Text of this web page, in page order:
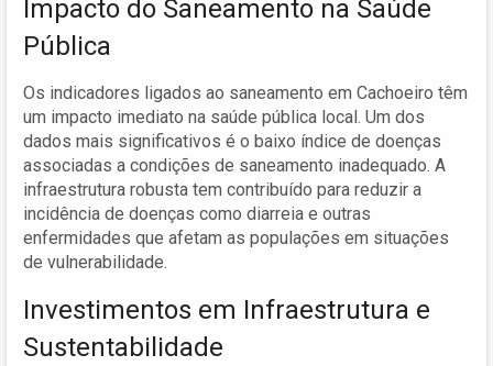
Impacto do Saneamento na Saúde
Pública
Os indicadores ligados ao saneamento em Cachoeiro têm
um impacto imediato na saúde pública local. Um dos
dados mais significativos é o baixo índice de doenças
associadas a condições de saneamento inadequado. A
infraestrutura robusta tem contribuído para reduzir a
incidência de doenças como diarreia e outras
enfermidades que afetam as populações em situações
de vulnerabilidade.
Investimentos em Infraestrutura e
Sustentabilidade